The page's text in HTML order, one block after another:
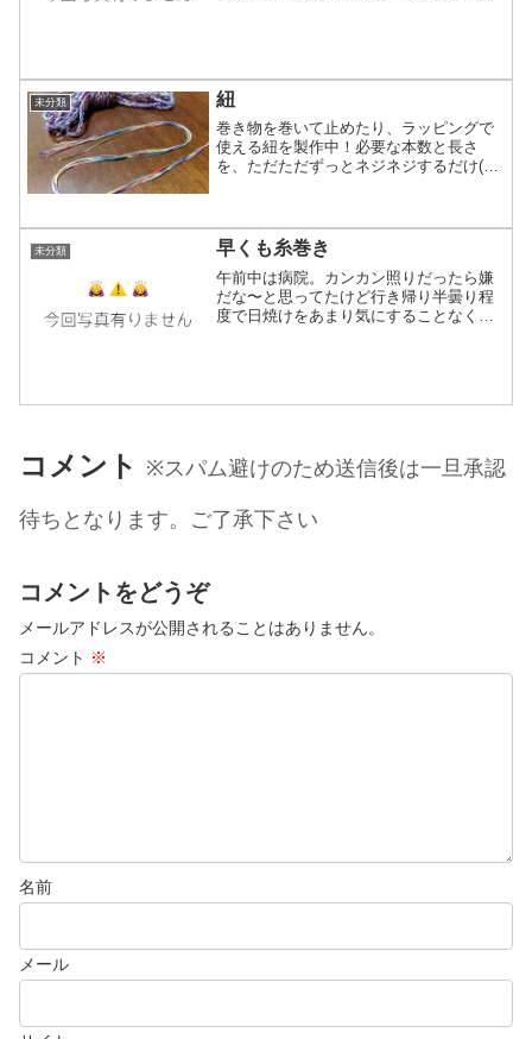
未分類 紐
巻き物を巻いて止めたり、ラッピングで
使える紐を製作中！必要な本数と長さ
を、ただただずっとネジネジするだけ(笑)
要はあります。主に織りで準備したけど
もう使えない物とか、...
未分類 早くも糸巻き
午前中は病院。カンカン照りだったら嫌
だな〜と思ってたけど行き帰り半曇り程
度で日焼けをあまり気にすることなく往
コメント ※スパム避けのため送信後は一旦承認
待ちとなります。ご了承下さい
コメントをどうぞ
メールアドレスが公開されることはありません。
コメント ※
名前
メール